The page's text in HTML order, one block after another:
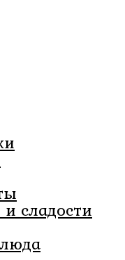
сладости